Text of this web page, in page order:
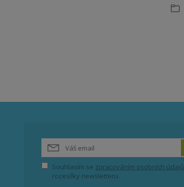
Souhlasím se zpracováním osobních údajů
rozesílky newsletteru.